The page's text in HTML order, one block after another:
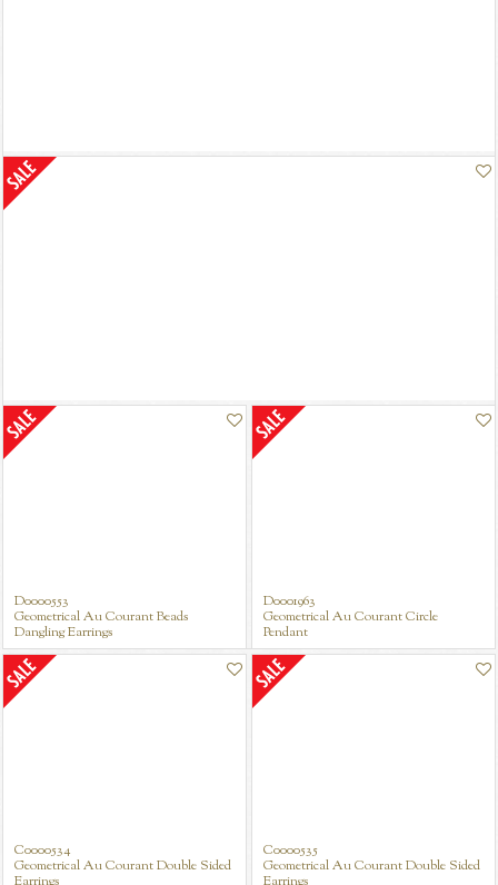
D0000878
Geomertrical Au Corant Bracelet
D0000553
Geometrical Au Courant Beads
Dangling Earrings
D0001963
Geometrical Au Courant Circle
Pendant
C0000534
Geometrical Au Courant Double Sided
C0000535
Geometrical Au Courant Double Sided